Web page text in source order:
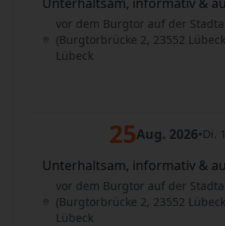
vor dem Burgtor auf der
(Burgtorbrücke 2, 23552
Lübeck
25Aug. 2026•Di.
Unterhaltsam, informativ &
vor dem Burgtor auf der
(Burgtorbrücke 2, 23552
Lübeck